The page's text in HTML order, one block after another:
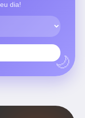
dia!